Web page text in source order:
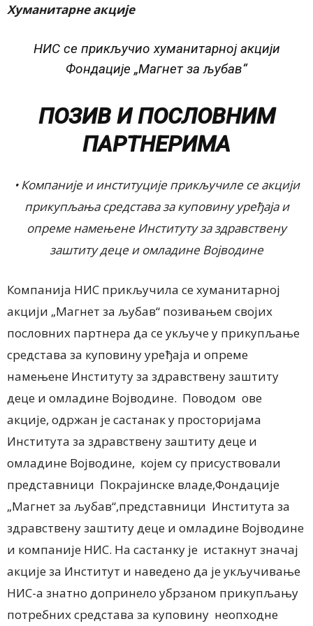
Хуманитарне акције
НИС се прикључио хуманитарној акцији
Фондације „Магнет за љубав“
ПОЗИВ И ПОСЛОВНИМ
ПАРТНЕРИМА
• Компаније и институције прикључиле се акцији
прикупљања средстава за куповину уређаја и
опреме намењене Институту за здравствену
заштиту деце и омладине Војводине
Компанија НИС прикључила се хуманитарној
акцији „Магнет за љубав“ позивањем својих
пословних партнера да се укључе у прикупљање
средстава за куповину уређаја и опреме
намењене Институту за здравствену заштиту
деце и омладине Војводине. Поводом ове
акције, одржан је састанак у просторијама
Института за здравствену заштиту деце и
омладине Војводине, којем су присуствовали
представници Покрајинске владе,Фондације
„Магнет за љубав“,представници Института за
здравствену заштиту деце и омладине Војводине
и компаније НИС. На састанку је истакнут значај
акције за Институт и наведено да је укључивање
НИС-а знатно допринело убрзаном прикупљању
потребних средстава за куповину неопходне